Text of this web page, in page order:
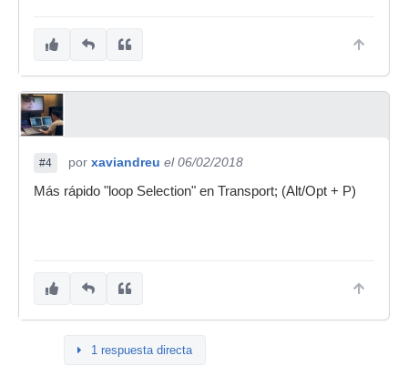
#4 por xaviandreu el 06/02/2018
Más rápido "loop Selection" en Transport; (Alt/Opt + P)
1 respuesta directa